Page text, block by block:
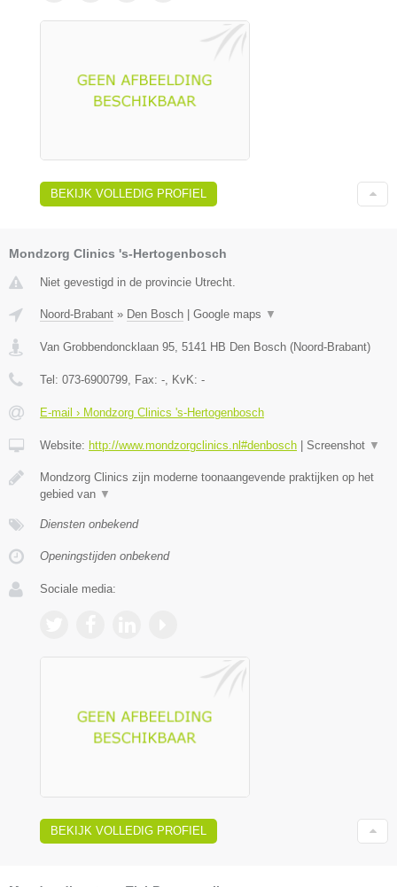
BEKIJK VOLLEDIG PROFIEL
Mondzorg Clinics 's-Hertogenbosch
Niet gevestigd in de provincie Utrecht.
Noord-Brabant » Den Bosch Google maps ▼
Van Grobbendoncklaan 95, 5141 HB Den Bosch (Noord-Brabant)
Tel: 073-6900799, Fax: -, KvK: -
E-mail › Mondzorg Clinics 's-Hertogenbosch
Website: http://www.mondzorgclinics.nl#denbosch Screenshot ▼
Mondzorg Clinics zijn moderne toonaangevende praktijken op het
gebied van ▼
Diensten onbekend
Openingstijden onbekend
Sociale media:
BEKIJK VOLLEDIG PROFIEL